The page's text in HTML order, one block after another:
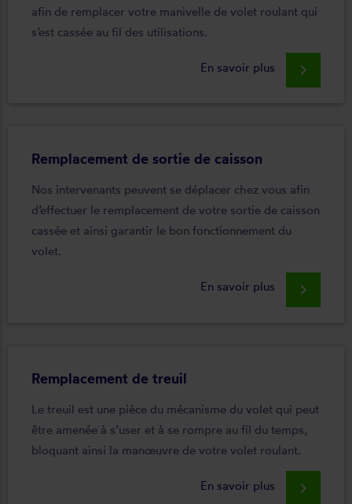
afin de remplacer votre manivelle de volet roulant qui
s’est cassée au fil des utilisations.
En savoir plus keyboard_arrow_right
Remplacement de sortie de caisson
Nos intervenants peuvent se déplacer chez vous afin
d’effectuer le remplacement de votre sortie de caisson
cassée et ainsi garantir le bon fonctionnement du
volet.
En savoir plus keyboard_arrow_right
Remplacement de treuil
Le treuil est une pièce du mécanisme du volet qui peut
être amenée à s’user et à se rompre au fil du temps,
bloquant ainsi la manœuvre de votre volet roulant.
En savoir plus keyboard_arrow_right